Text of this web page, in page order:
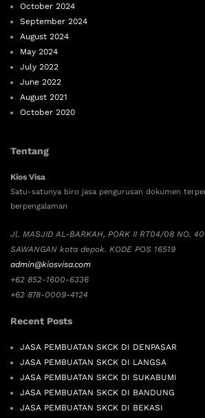
October 2024
September 2024
August 2024
May 2024
July 2022
June 2022
August 2021
October 2020
Tentang
Kios Visa
Satu-satunya biro jasa pengurusan dokumen
berpengalaman
Jl. MASJID AL-BARKAH, PORK II RT04/08 NO. 40
SAWANGAN kota depok. KODE POS 16519
admin@kiosvisa.com
+62 852-1600-6336
+62 878-0009-4124
Recent Posts
JASA PEMBUATAN SKCK DI DENPASAR
JASA PEMBUATAN SKCK DI LANGSA
JASA PEMBUATAN SKCK DI SUKABUMI
JASA PEMBUATAN SKCK DI BANDUNG
JASA PEMBUATAN SKCK DI BEKASI